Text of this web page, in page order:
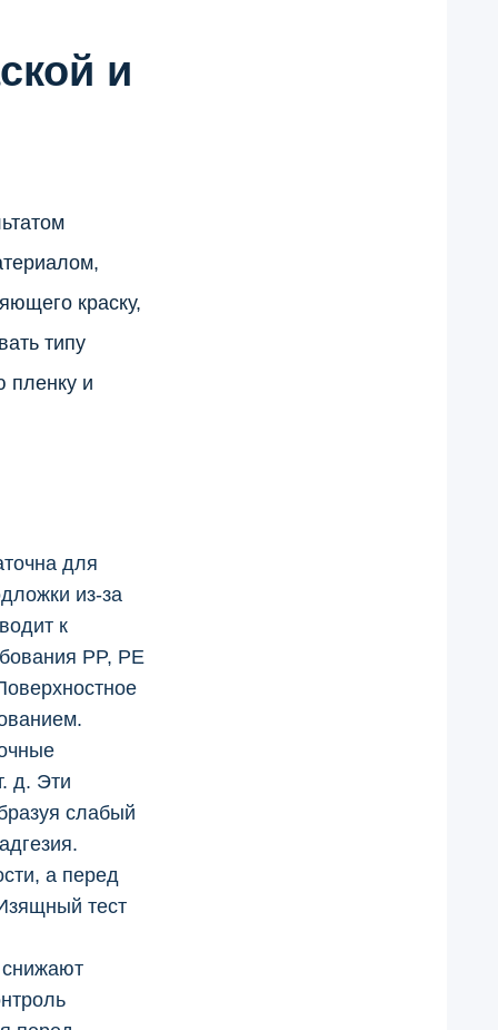
и
краску,
типу
пленку и
для
из-за
к
PP, PE
д. Эти
слабый
а перед
тест
снижают